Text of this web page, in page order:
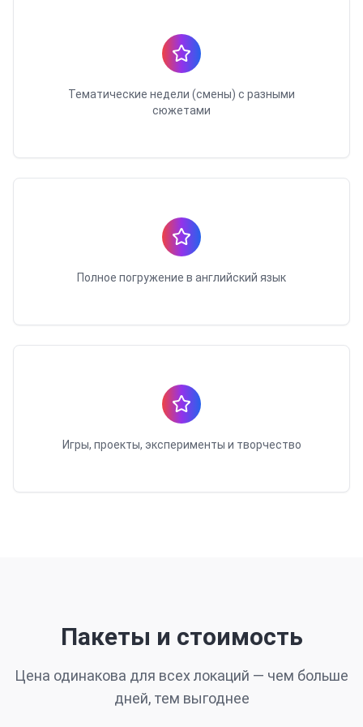
Тематические недели (смены) с разными
сюжетами
Полное погружение в английский язык
Игры, проекты, эксперименты и творчество
Пакеты и стоимость
Цена одинакова для всех локаций — чем больше
дней, тем выгоднее